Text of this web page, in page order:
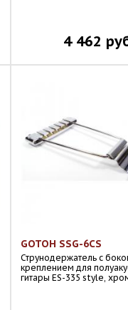
4 462
GOTOH SSG-6CS
Струнодержатель с
креплением для
гитары ES-335 style,